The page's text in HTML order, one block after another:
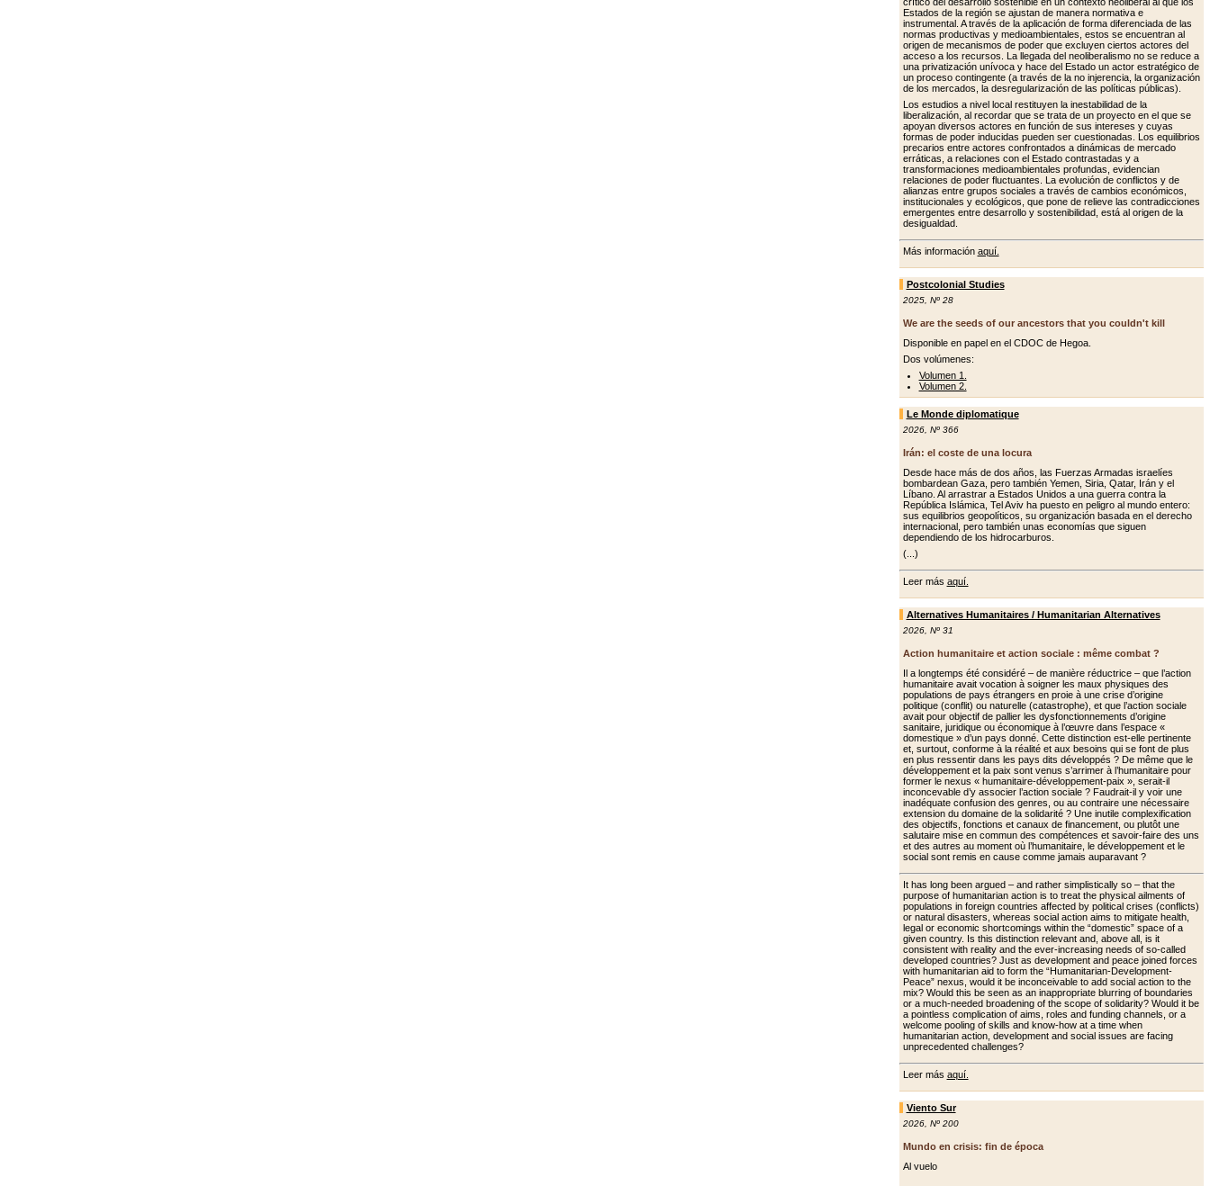
Estados de la región se ajustan de manera normativa e
instrumental. A través de la aplicación de forma diferenciada de las
normas productivas y medioambientales, estos se encuentran al
origen de mecanismos de poder que excluyen ciertos actores del
acceso a los recursos. La llegada del neoliberalismo no se reduce a
una privatización unívoca y hace del Estado un actor estratégico de
un proceso contingente (a través de la no injerencia, la organización
de los mercados, la desregularización de las políticas públicas).
Los estudios a nivel local restituyen la inestabilidad de la
liberalización, al recordar que se trata de un proyecto en el que se
apoyan diversos actores en función de sus intereses y cuyas
formas de poder inducidas pueden ser cuestionadas. Los equilibrios
precarios entre actores confrontados a dinámicas de mercado
erráticas, a relaciones con el Estado contrastadas y a
transformaciones medioambientales profundas, evidencian
relaciones de poder fluctuantes. La evolución de conflictos y de
alianzas entre grupos sociales a través de cambios económicos,
institucionales y ecológicos, que pone de relieve las contradicciones
emergentes entre desarrollo y sostenibilidad, está al origen de la
desigualdad.
Más información aquí.
Postcolonial Studies
2025, Nº 28
We are the seeds of our ancestors that you couldn't kill
Disponible en papel en el CDOC de Hegoa.
Dos volúmenes:
Volumen 1.
Volumen 2.
Le Monde diplomatique
2026, Nº 366
Irán: el coste de una locura
Desde hace más de dos años, las Fuerzas Armadas israelíes
bombardean Gaza, pero también Yemen, Siria, Qatar, Irán y el
Líbano. Al arrastrar a Estados Unidos a una guerra contra la
República Islámica, Tel Aviv ha puesto en peligro al mundo entero:
sus equilibrios geopolíticos, su organización basada en el derecho
internacional, pero también unas economías que siguen
dependiendo de los hidrocarburos.
(...)
Leer más aquí.
Alternatives Humanitaires / Humanitarian Alternatives
2026, Nº 31
Action humanitaire et action sociale : même combat ?
Il a longtemps été considéré – de manière réductrice – que l’action
humanitaire avait vocation à soigner les maux physiques des
populations de pays étrangers en proie à une crise d’origine
politique (conflit) ou naturelle (catastrophe), et que l’action sociale
avait pour objectif de pallier les dys­fonctionnements d’origine
sanitaire, juridique ou économique à l’œuvre dans l’espace «
domestique » d’un pays donné. Cette distinction est-elle pertinente
et, surtout, conforme à la réalité et aux besoins qui se font de plus
en plus ressentir dans les pays dits développés ? De même que le
dévelop­pement et la paix sont venus s’arrimer à l’humanitaire pour
former le nexus « humanitaire-développement-paix », serait-il
inconcevable d’y associer l’ac­tion sociale ? Faudrait-il y voir une
ina­déquate confusion des genres, ou au contraire une nécessaire
extension du domaine de la solidarité ? Une inutile complexification
des objectifs, fonc­tions et canaux de financement, ou plu­tôt une
salutaire mise en commun des compétences et savoir-faire des uns
et des autres au moment où l’humanitaire, le développement et le
social sont remis en cause comme jamais auparavant ?
It has long been argued – and rather simplistically so – that the
purpose of humanitarian action is to treat the physical ailments of
populations in foreign countries affected by political crises (conflicts)
or natural disasters, whereas social action aims to mitigate health,
legal or economic shortcomings within the “domestic” space of a
giv­en country. Is this distinction relevant and, above all, is it
consistent with re­ality and the ever-increasing needs of so-called
developed countries? Just as development and peace joined forc­es
with humanitarian aid to form the “Humanitarian-Development-
Peace” nexus, would it be inconceivable to add social action to the
mix? Would this be seen as an inappropriate blurring of boundaries
or a much-needed broad­ening of the scope of solidarity? Would it be
a pointless complication of aims, roles and funding channels, or a
wel­come pooling of skills and know-how at a time when
humanitarian action, de­velopment and social issues are facing
unprecedented challenges?
Leer más aquí.
Viento Sur
2026, Nº 200
Mundo en crisis: fin de época
Al vuelo